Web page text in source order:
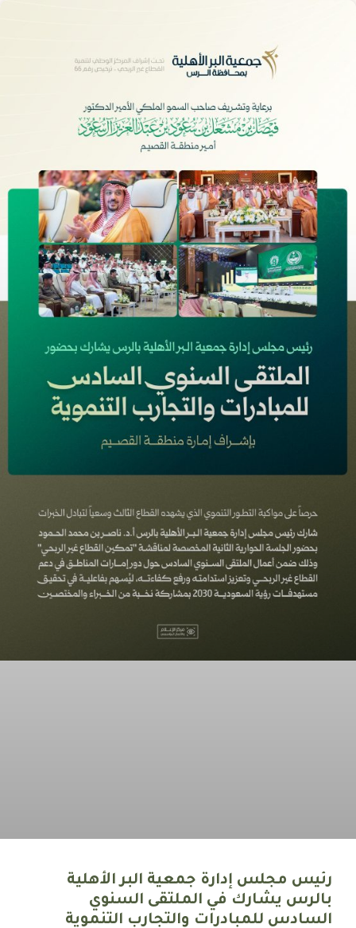
رئيس مجلس إدارة جمعية البر الأهلية
بالرس يشارك في الملتقى السنوي
السادس للمبادرات والتجارب التنموية